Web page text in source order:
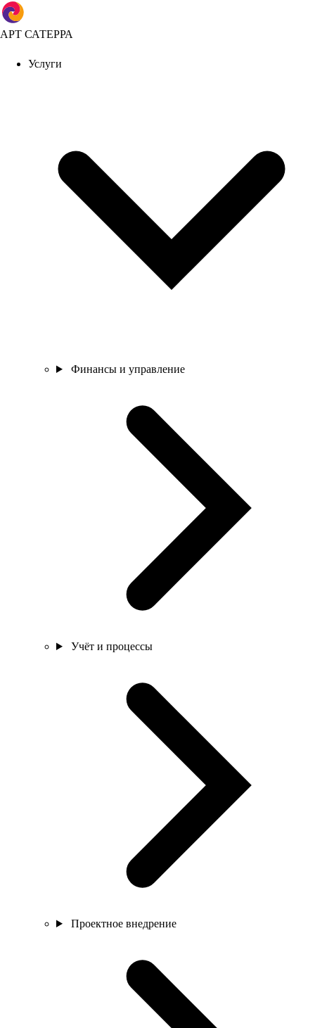
АРТ САТЕРРА
Услуги
Финансы и управление
Учёт и процессы
Проектное внедрение